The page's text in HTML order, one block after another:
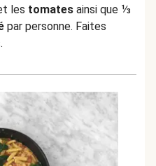
les tomates ainsi que ⅓
par personne. Faites